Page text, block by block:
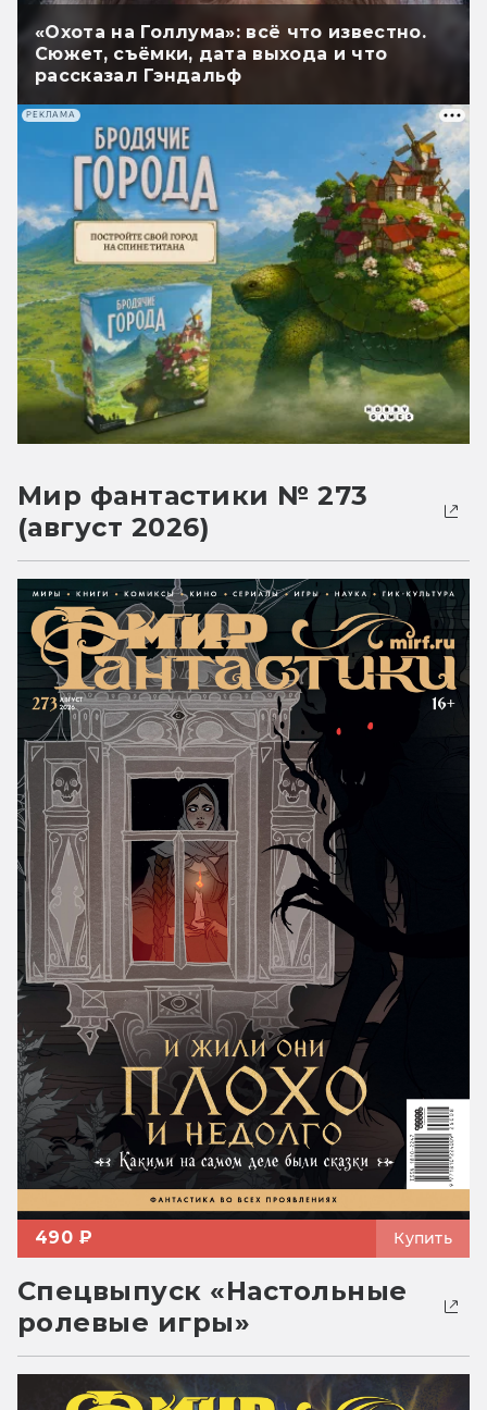
«Охота на Голлума»: всё что известно.
Сюжет, съёмки, дата выхода и что
рассказал Гэндальф
РЕКЛАМА
Мир фантастики № 273
(август 2026)
490 ₽ Купить
Спецвыпуск «Настольные
ролевые игры»